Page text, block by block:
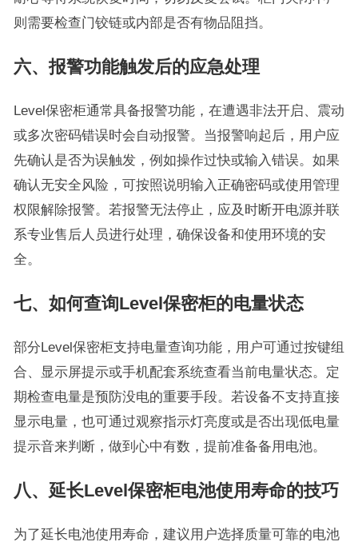
则需要检查门铰链或内部是否有物品阻挡。
六、报警功能触发后的应急处理
Level保密柜通常具备报警功能，在遭遇非法开启、震动
或多次密码错误时会自动报警。当报警响起后，用户应
先确认是否为误触发，例如操作过快或输入错误。如果
确认无安全风险，可按照说明输入正确密码或使用管理
权限解除报警。若报警无法停止，应及时断开电源并联
系专业售后人员进行处理，确保设备和使用环境的安
全。
七、如何查询Level保密柜的电量状态
部分Level保密柜支持电量查询功能，用户可通过按键组
合、显示屏提示或手机配套系统查看当前电量状态。定
期检查电量是预防没电的重要手段。若设备不支持直接
显示电量，也可通过观察指示灯亮度或是否出现低电量
提示音来判断，做到心中有数，提前准备备用电池。
八、延长Level保密柜电池使用寿命的技巧
为了延长电池使用寿命，建议用户选择质量可靠的电池